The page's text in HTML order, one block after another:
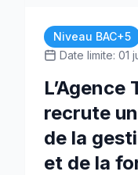
Niveau BAC+5
Date limite: 01
L’Agence
recrute
de la
et de la